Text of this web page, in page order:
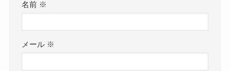
名前 ※
メール ※